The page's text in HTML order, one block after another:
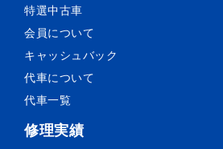
特選中古車
会員について
キャッシュバック
代車について
代車一覧
修理実績